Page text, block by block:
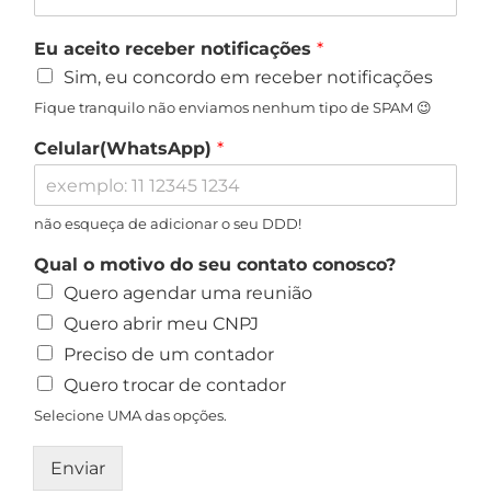
Eu aceito receber notificações *
Sim, eu concordo em receber notificações
Fique tranquilo não enviamos nenhum tipo de SPAM 😉
Celular(WhatsApp) *
não esqueça de adicionar o seu DDD!
Qual o motivo do seu contato conosco?
Quero agendar uma reunião
Quero abrir meu CNPJ
Preciso de um contador
Quero trocar de contador
Selecione UMA das opções.
Enviar